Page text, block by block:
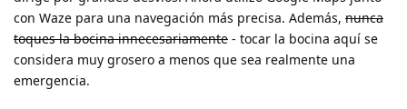
con Waze para una navegación más precisa. Además, nunca
toques la bocina innecesariamente - tocar la bocina aquí se
considera muy grosero a menos que sea realmente una
emergencia.